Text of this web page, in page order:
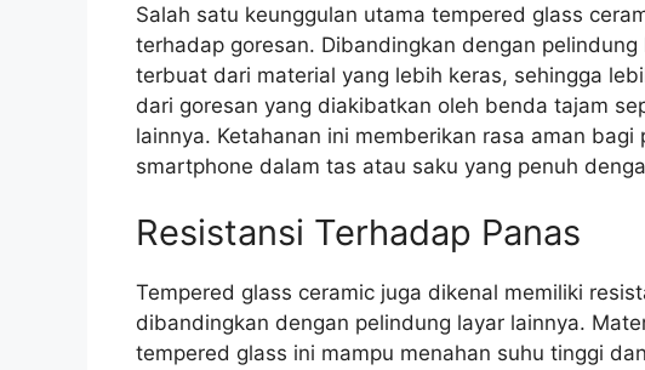
Salah satu keunggulan utama tempered glass
terhadap goresan. Dibandingkan dengan
terbuat dari material yang lebih keras, sehingga
dari goresan yang diakibatkan oleh benda tajam
lainnya. Ketahanan ini memberikan rasa aman
smartphone dalam tas atau saku yang penuh
Resistansi Terhadap Panas
Tempered glass ceramic juga dikenal memiliki
dibandingkan dengan pelindung layar lainnya.
tempered glass ini mampu menahan suhu tinggi